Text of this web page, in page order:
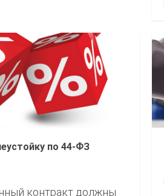
по 44-ФЗ
контракт должны